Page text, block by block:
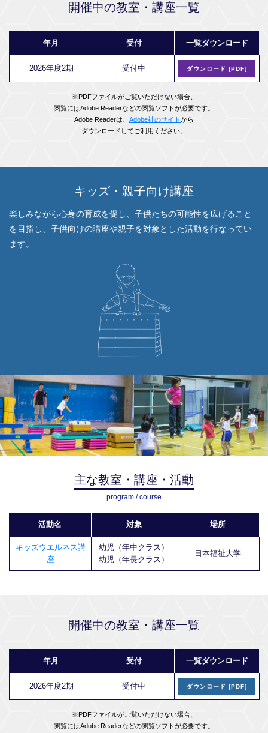
開催中の教室・講座一覧
年月 受付 一覧ダウンロード
2026年度2期 受付中 ダウンロード [PDF]
※PDFファイルがご覧いただけない場合、
閲覧にはAdobe Readerなどの閲覧ソフトが必要です。
Adobe Readerは、 Adobe社のサイトから
ダウンロードしてご利⽤ください。
キッズ・親子向け講座
楽しみながら心身の育成を促し、子供たちの可能性を広げること
を目指し、 子供向けの講座や親子を対象とした活動を行なってい
ます。
主な教室・講座・活動
program / course
活動名 対象 場所
キッズウエルネス講
座
幼児（年中クラス）
幼児（年長クラス）
日本福祉大学
開催中の教室・講座一覧
年月 受付 一覧ダウンロード
2026年度2期 受付中 ダウンロード [PDF]
※PDFファイルがご覧いただけない場合、
閲覧にはAdobe Readerなどの閲覧ソフトが必要です。